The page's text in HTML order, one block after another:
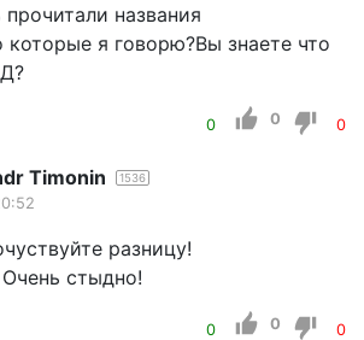
названия
которые я говорю?Вы знаете что
0 0 0
Timonin 1536
разницу!
стыдно!
0 0 0